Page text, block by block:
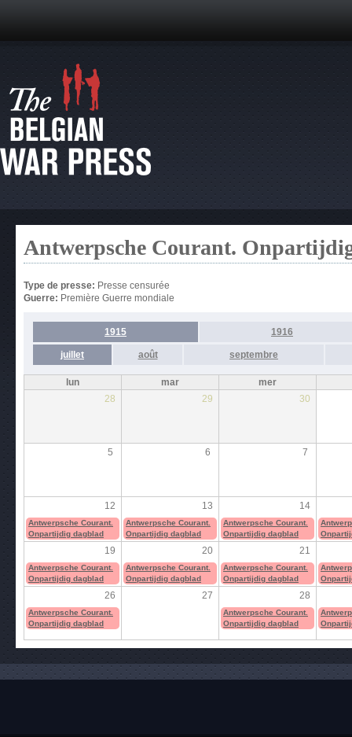
Antwerpsche Courant.
Type de presse: Presse censurée
Guerre: Première Guerre mondiale
1915 1916
juillet août septembre
lun mar
mer
28
29 30
5 6 7
12 13 14
Antwerpsche Courant.
Onpartijdig dagblad
Antwerpsche Courant.
Onpartijdig dagblad
Antwerpsche Courant.
Onpartijdig dagblad
19 20 21
Antwerpsche Courant.
Onpartijdig dagblad
Antwerpsche Courant.
Onpartijdig dagblad
Antwerpsche Courant.
Onpartijdig dagblad
26 27 28
Antwerpsche Courant.
Onpartijdig dagblad
Antwerpsche Courant.
Onpartijdig dagblad